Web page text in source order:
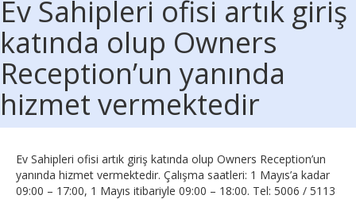
Ev Sahipleri ofisi artık giriş
katında olup Owners
Reception’un yanında
hizmet vermektedir
Ev Sahipleri ofisi artık giriş katında olup Owners Reception’un
yanında hizmet vermektedir. Çalışma saatleri: 1 Mayıs’a kadar
09:00 – 17:00, 1 Mayıs itibariyle 09:00 – 18:00. Tel: 5006 / 5113